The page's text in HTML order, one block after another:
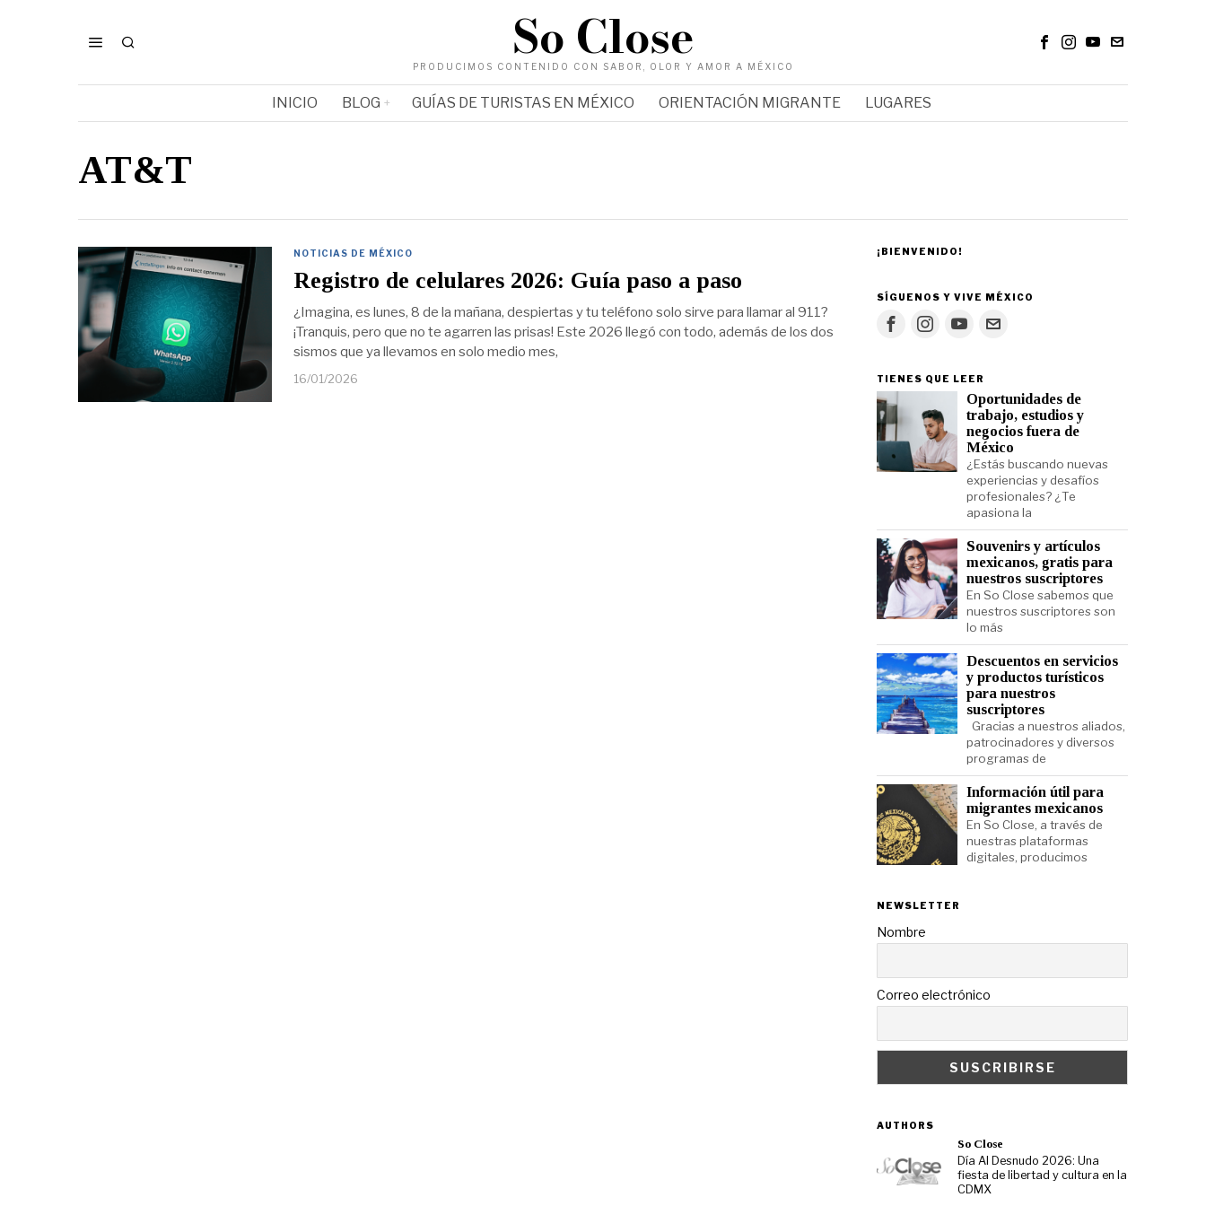
So Close
PRODUCIMOS CONTENIDO CON SABOR, OLOR Y AMOR A MÉXICO
INICIO BLOG GUÍAS DE TURISTAS EN MÉXICO ORIENTACIÓN MIGRANTE LUGARES
AT&T
NOTICIAS DE MÉXICO
Registro de celulares 2026: Guía paso a paso
¿Imagina, es lunes, 8 de la mañana, despiertas y tu teléfono solo sirve para llamar al 911?
¡Tranquis, pero que no te agarren las prisas! Este 2026 llegó con todo, además de los dos
sismos que ya llevamos en solo medio mes,
16/01/2026
¡BIENVENIDO!
SÍGUENOS Y VIVE MÉXICO
TIENES QUE LEER
Oportunidades de
trabajo, estudios y
negocios fuera de
México
¿Estás buscando nuevas
experiencias y desafíos
profesionales? ¿Te
apasiona la
Souvenirs y artículos
mexicanos, gratis para
nuestros suscriptores
En So Close sabemos que
nuestros suscriptores son
lo más
Descuentos en servicios
y productos turísticos
para nuestros
suscriptores
Gracias a nuestros aliados,
patrocinadores y diversos
programas de
Información útil para
migrantes mexicanos
En So Close, a través de
nuestras plataformas
digitales, producimos
NEWSLETTER
Nombre
Correo electrónico
AUTHORS
So Close
Día Al Desnudo 2026: Una
fiesta de libertad y cultura en la
CDMX